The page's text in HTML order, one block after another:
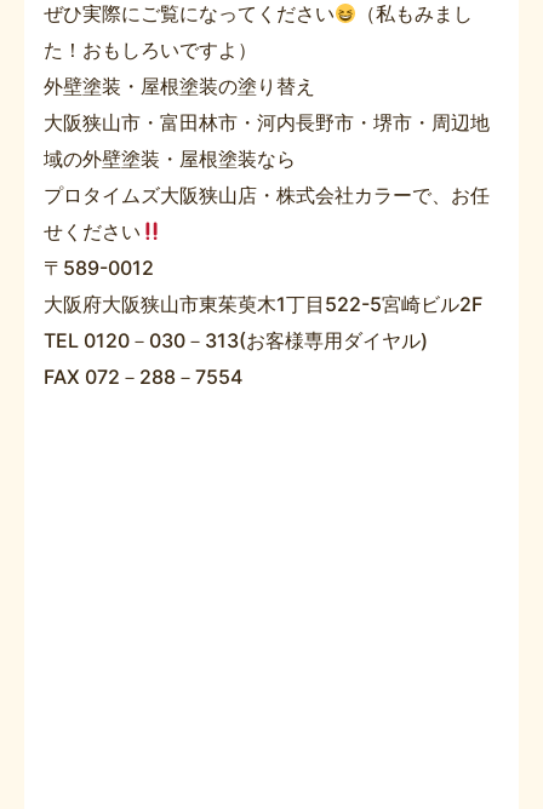
ぜひ実際にご覧になってください
（私もみまし
た！おもしろいですよ）
外壁塗装・屋根塗装の塗り替え
大阪狭山市・富田林市・河内長野市・堺市・周辺地
域の外壁塗装・屋根塗装なら
プロタイムズ大阪狭山店・株式会社カラーで、お任
せください
〒589-0012
大阪府大阪狭山市東茱萸木1丁目522-5宮崎ビル2F
TEL 0120－030－313(お客様専用ダイヤル)
FAX 072－288－7554